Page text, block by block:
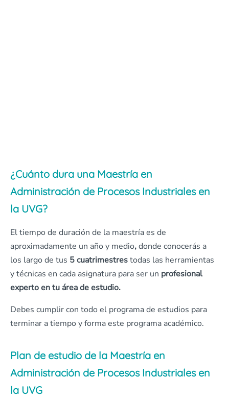
¿Cuánto dura una Maestría en
Administración de Procesos Industriales en
la UVG?
El tiempo de duración de la maestría es de
aproximadamente un año y medio,donde conocerás a
los largo de tus 5 cuatrimestrestodas las herramientas
y técnicas en cada asignatura para ser un profesional
experto en tu área de estudio.
Debes cumplir con todo el programa de estudios para
terminar a tiempo y forma este programa académico.
Plan de estudio de la Maestría en
Administración de Procesos Industriales en
la UVG